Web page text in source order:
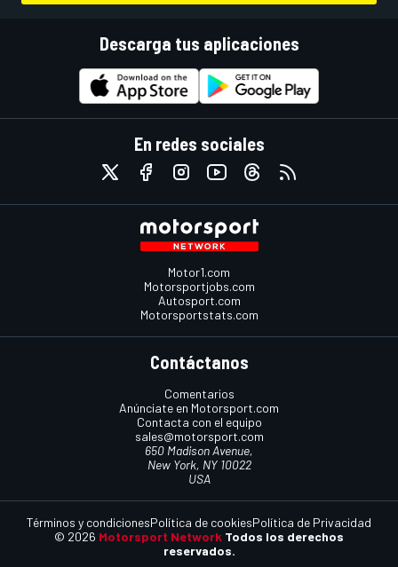
Descarga tus aplicaciones
En redes sociales
Motor1.com
Motorsportjobs.com
Autosport.com
Motorsportstats.com
Contáctanos
Comentarios
Anúnciate en Motorsport.com
Contacta con el equipo
sales@motorsport.com
650 Madison Avenue,
New York, NY 10022
USA
© 2026 Motorsport Network Todos los derechos
reservados.
Términos y condicionesPolítica de cookiesPolítica de Privacidad